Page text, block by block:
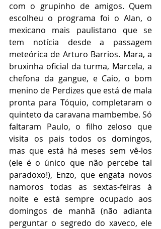
com o grupinho de amigos. Quem
escolheu o programa foi o Alan, o
mexicano mais paulistano que se
tem notícia desde a passagem
meteórica de Arturo Barrios. Mara, a
bruxinha oficial da turma, Marcela, a
chefona da gangue, e Caio, o bom
menino de Perdizes que está de mala
pronta para Tóquio, completaram o
quinteto da caravana mambembe. Só
faltaram Paulo, o filho zeloso que
visita os pais todos os domingos,
mas que está há meses sem vê-los
(ele é o único que não percebe tal
paradoxo!), Enzo, que engata novos
namoros todas as sextas-feiras à
noite e está sempre ocupado aos
domingos de manhã (não adianta
perguntar o segredo do xaveco, ele